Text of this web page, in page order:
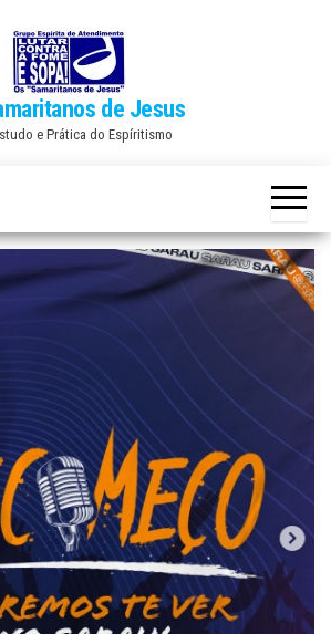
de Jesus
e Prática do Espíritismo